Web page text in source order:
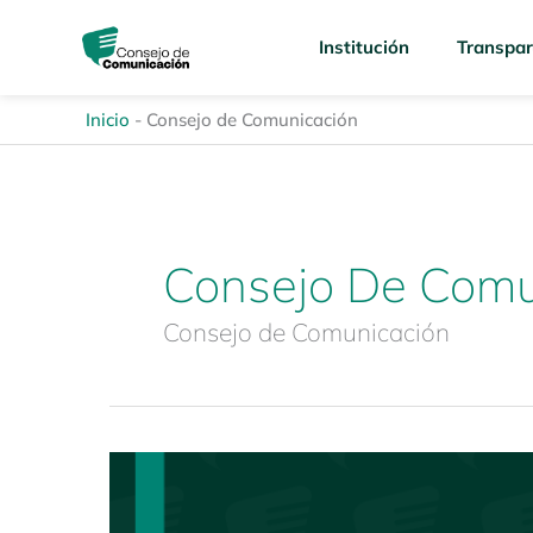
Institución
Inicio - Consejo de Comunicación
Consejo De
Consejo de Comunicación